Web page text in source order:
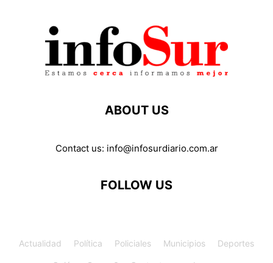
ABOUT US
Contact us: info@infosurdiario.com.ar
FOLLOW US
Actualidad Política Policiales Municipios Deportes